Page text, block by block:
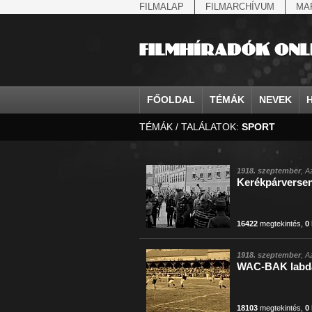
FILMALAP FILMARCHÍVUM
FŐOLDAL TÉMÁK NEVEK
agrárium
államfő
államosítás
Állatkert
állatvilág
amerikai
Anschluss
antant
antant
IV. Béla, magyar királ...
Aarons-Hughes, Ruth
Abe Nobuyuki
Aczél György
Aczél Ilona
Ádám Zoltán
Ady Endre
Agárdi Gábor
Ágotai Géza, dr.
Aarau
Abapuszta
Abony
Ácsteszér
Addisz-Abeba
Adony
Adua
Afrika
TÉMÁK / TALÁLATOK: SPORT
1918. szeptember,
16422megtekintés 0
1918. szeptember,
WAC-BAK
18103megtekintés 0